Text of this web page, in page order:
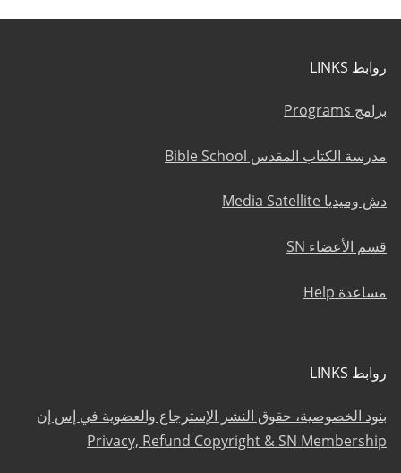
روابط LINKS
برامج Programs
مدرسة الكتاب المقدس Bible School
دش وميديا Media Satellite
قسم الأعضاء SN
مساعدة Help
روابط LINKS
بنود الخصوصية، حقوق النشر الإسترجاع والعضوية في إس إن
Privacy, Refund Copyright & SN Membership